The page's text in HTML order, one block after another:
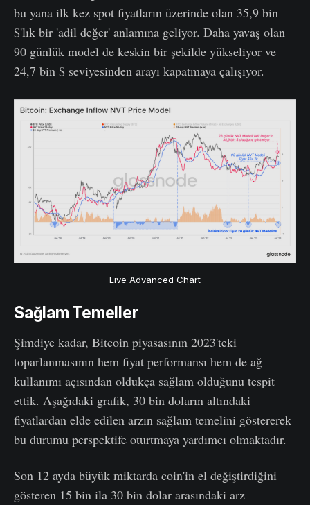
bu yana ilk kez spot fiyatların üzerinde olan 35,9 bin
$'lık bir 'adil değer' anlamına geliyor. Daha yavaş olan
90 günlük model de keskin bir şekilde yükseliyor ve
24,7 bin $ seviyesinden arayı kapatmaya çalışıyor.
Live Advanced Chart
Sağlam Temeller
Şimdiye kadar, Bitcoin piyasasının 2023'teki
toparlanmasının hem fiyat performansı hem de ağ
kullanımı açısından oldukça sağlam olduğunu tespit
ettik. Aşağıdaki grafik, 30 bin doların altındaki
fiyatlardan elde edilen arzın sağlam temelini göstererek
bu durumu perspektife oturtmaya yardımcı olmaktadır.
Son 12 ayda büyük miktarda coin'in el değiştirdiğini
gösteren 15 bin ila 30 bin dolar arasındaki arz